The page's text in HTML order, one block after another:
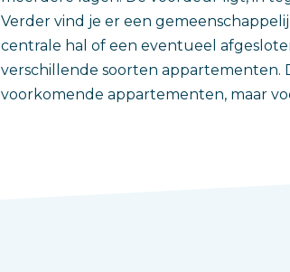
Verder vind je er een
centrale hal of een eventueel
verschillende soorten appartementen.
voorkomende appartementen, maar